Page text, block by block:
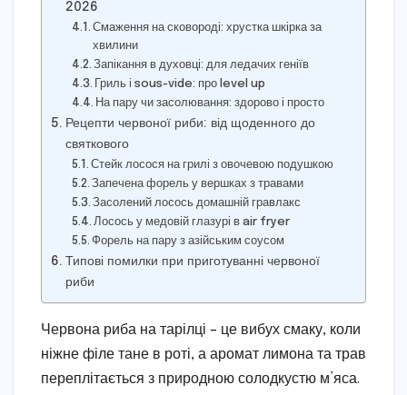
2026
Смаження на сковороді: хрустка шкірка за
хвилини
Запікання в духовці: для ледачих геніїв
Гриль і sous-vide: про level up
На пару чи засолювання: здорово і просто
Рецепти червоної риби: від щоденного до
святкового
Стейк лосося на грилі з овочевою подушкою
Запечена форель у вершках з травами
Засолений лосось домашній гравлакс
Лосось у медовій глазурі в air fryer
Форель на пару з азійським соусом
Типові помилки при приготуванні червоної
риби
Червона риба на тарілці – це вибух смаку, коли
ніжне філе тане в роті, а аромат лимона та трав
переплітається з природною солодкустю м’яса.